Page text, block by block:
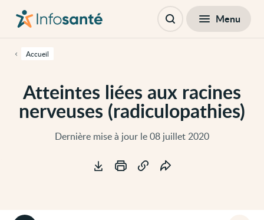
contenu
cette
navigation
principale
Passer
Atteintes liées aux racines
nerveuses (radiculopathies)
Dernière mise à jour le 08 juillet 2020
Accueil
principale
Ouvrir Menu
Table des matières Fermer